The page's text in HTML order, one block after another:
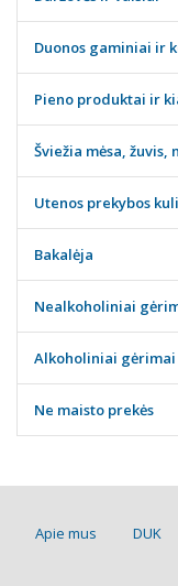
Duonos gaminiai ir
Pieno produktai ir
Šviežia mėsa, žuvis,
Utenos prekybos
Bakalėja
Nealkoholiniai
Alkoholiniai gėrimai
Ne maisto prekės
Apie mus DUK